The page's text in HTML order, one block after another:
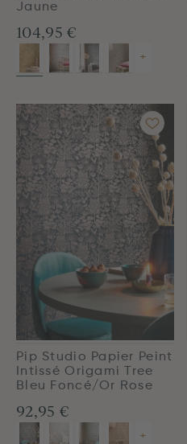
Jaune
104,95 €
+
Pip Studio Papier Peint
Intissé Origami Tree
Bleu Foncé/Or Rose
92,95 €
+